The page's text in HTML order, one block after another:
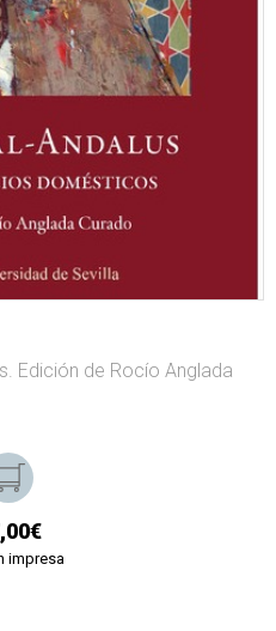
Edición de Rocío Anglada
impresa